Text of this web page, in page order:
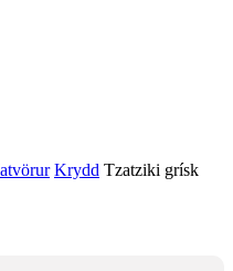
Krydd Tzatziki grísk